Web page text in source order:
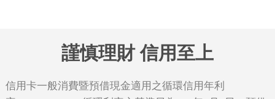
謹慎理財 信用至上
信用卡一般消費暨預借現金適用之循環信用年利